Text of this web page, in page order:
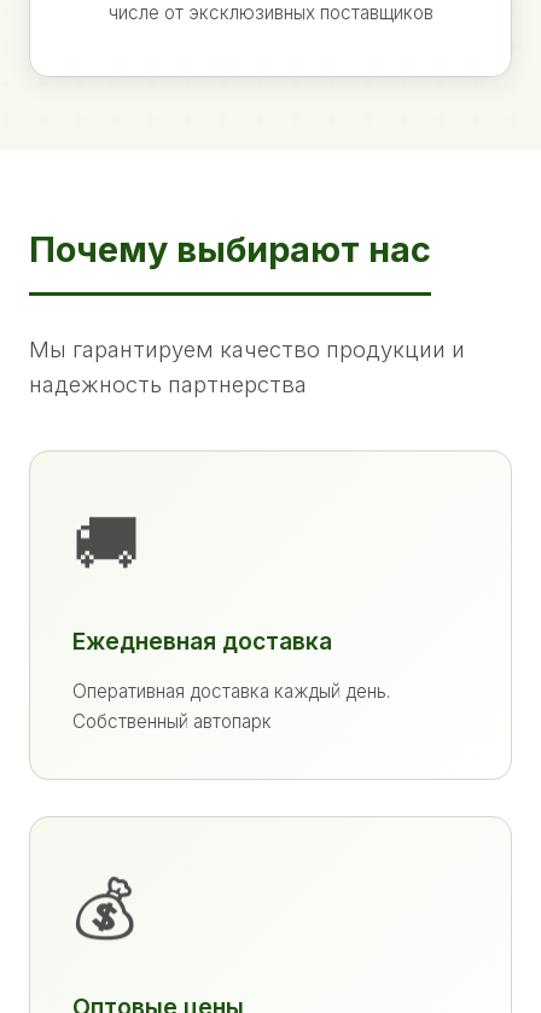
числе от эксклюзивных поставщиков
Почему выбирают нас
Мы гарантируем качество продукции и
надежность партнерства
🚚
Ежедневная доставка
Оперативная доставка каждый день.
Собственный автопарк
💰
Оптовые цены